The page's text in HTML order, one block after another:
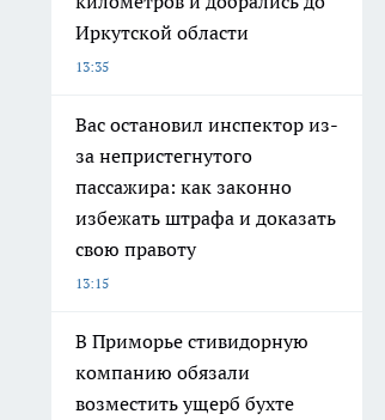
Иркутской области
13:35
Вас остановил инспектор из-
за непристегнутого
пассажира: как законно
избежать штрафа и доказать
свою правоту
13:15
В Приморье стивидорную
компанию обязали
возместить ущерб бухте